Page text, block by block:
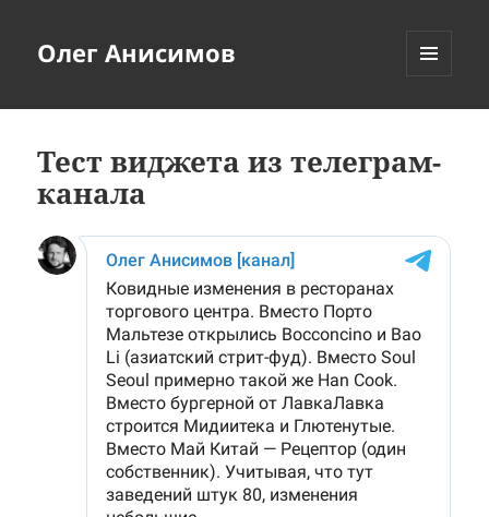
Олег Анисимов
Тест виджета из телеграм-
канала